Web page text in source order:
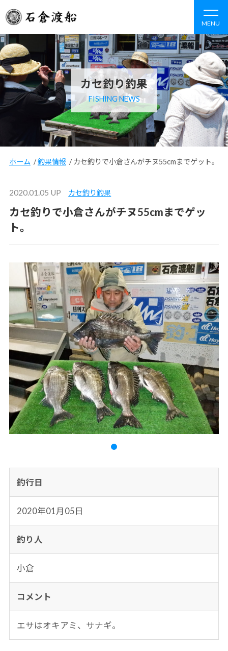
MENU
カセ釣り釣果
FISHING NEWS
ホーム /釣果情報 /カセ釣りで小倉さんがチヌ55cmまでゲット。
2020.01.05 UP カセ釣り釣果
カセ釣りで小倉さんがチヌ55cmまでゲッ
ト。
釣行日
2020年01月05日
釣り人
小倉
コメント
エサはオキアミ、サナギ。